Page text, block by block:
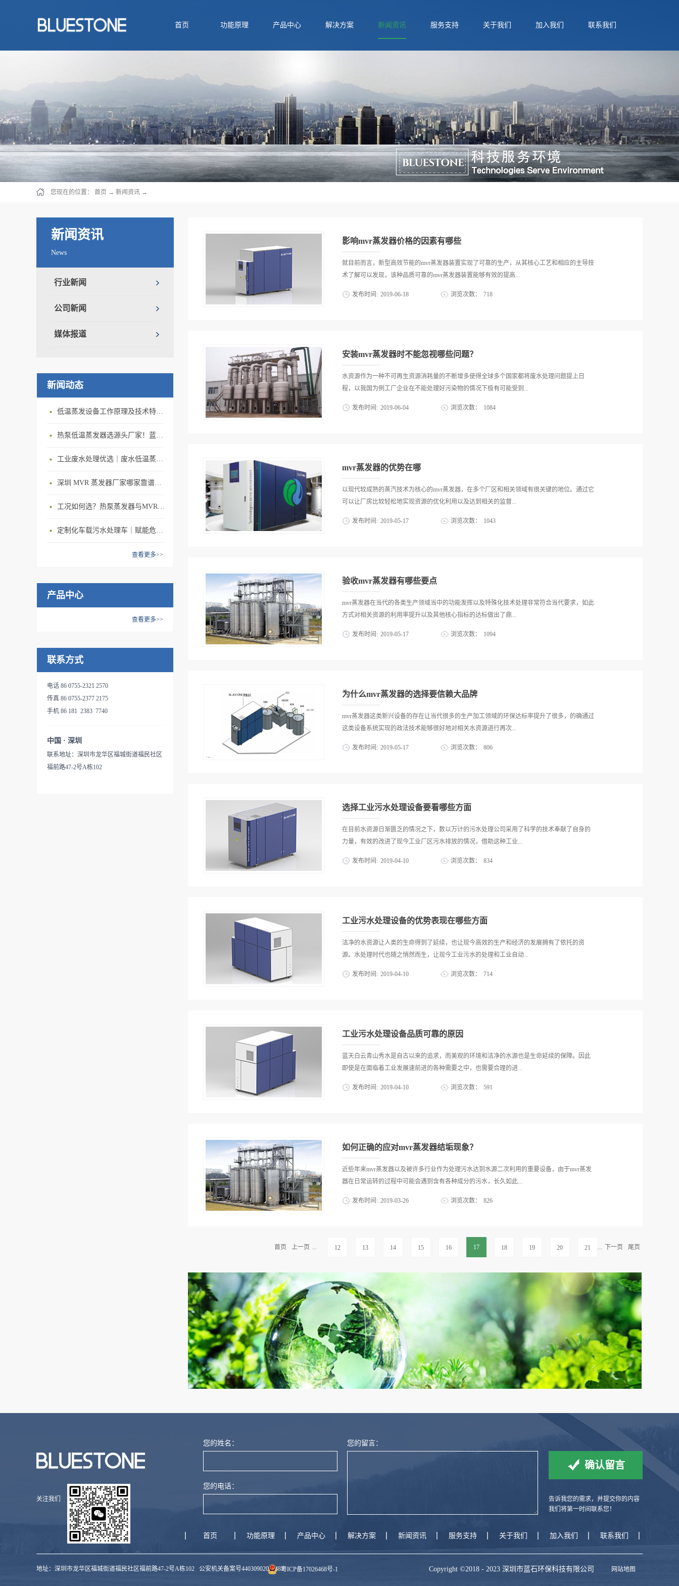
首页 功能原理 产品中心 解决方案 新闻资讯 服务支持 关于我们 加入我们 联系我们
您现在的位置： 首页 → 新闻资讯 →
新闻资讯
News
行业新闻
公司新闻
媒体报道
新闻动态
低温蒸发设备工作原理及技术特点｜低温蒸发器运行环境与能耗优势解析
热泵低温蒸发器选源头厂家！蓝石低温热泵蒸发器解决中小企业废液处置难题
工业废水处理优选｜废水低温蒸发器 节能型工业废水蒸发器设备厂家
深圳 MVR 蒸发器厂家哪家靠谱？深圳市蓝石环保 MVR 蒸发器，详解 MVR 蒸发器工作原理
工况如何选？热泵蒸发器与MVR蒸发设备精准适配方案
定制化车载污水处理车｜赋能危废处置公司，抢占中小水量废水服务市场
查看更多>>
产品中心
查看更多>>
联系方式
电话 86 0755-2321 2570
传真 86 0755-2377 2175
手机 86 181 2383 7740
中国 · 深圳
联系地址：深圳市龙华区福城街道福民社区
福前路47-2号A栋102
影响mvr蒸发器价格的因素有哪些
就目前而言，新型高效节能的mvr蒸发器装置实现了可靠的生产，从其核心工艺和相应的主导技
术了解可以发现，该种品质可靠的mvr蒸发器装置能够有效的提高...
污染物的分离。而目前其装置相应的蒸发量与其系统的投入价格成正比，在大规模排放废水的
环节之中，其蒸发的换成面积和相应的蒸发是效率等直接影响到了其本身的价位。企业想要合
理的考虑该设备投入的性价比，则可以了解mvr蒸发器哪家工艺好，其相应的蒸发量根据其废水
排放和相应的惩罚处置需求进行考虑。2.压缩器的功能和其材质寿命物料之间的差异对相应设
磨损性和相关材质的寿命等更为关键，只有保证可靠放心的mvr蒸发器相应的压缩机和蒸发装
发布时间: 2019-06-18 浏览次数： 718
安装mvr蒸发器时不能忽视哪些问题？
水资源作为一种不可再生资源消耗量的不断增多使得全球多个国家都将废水处理问题提上日
程，以我国为例工厂企业在不能处理好污染物的情况下极有可能受到...
看似庞大的mvr蒸发器实际是由加热室和分离室这两大部分共同构成，大多数工厂企业在收到
mvr蒸发器后都习惯性的将设备卧式摆放在铺垫了枕木的空旷场所。而安装mvr蒸发器则需要将
卧式的设备以直立的形式固定在基面之上，在这个过程中仅仅依靠人力来移动这个固重的设备
有着极大的难度，起吊机便是安装蒸发器必不可少的一个辅助设备，那么在使用起吊机对mvr蒸
问题上面就提到了mvr蒸发器由多个部件构成，那么在安装时自然就会涉及到将这些不同的部件
发布时间: 2019-06-04 浏览次数： 1084
mvr蒸发器的优势在哪
以现代较成熟的蒸汽技术为核心的mvr蒸发器，在多个厂区和相关领域有很关键的地位。通过它
可以让厂房比较轻松地实现资源的优化利用以及达到相关的监督...
解决各界生产领域遇到的相关问题，说明这些设备在功能设定的时候充分考虑到了各方面的需
求和诉求，而这一点也说明了mvr蒸发器背后的技术研发团队对市场有足够深刻的了解。2、多
种技术符合当代要求而与此同时，备受认可的还有mvr蒸发器的相关技术达到了当下相关技术领
域的先进水平，具体变现在mvr蒸发器的多种组成技术与当下的各类系统都能够有很好的对接联
从另一个角度来说，mvr蒸发器的优势还体现在其基础的操作模式方面，多种操作设定方面展示
发布时间: 2019-05-17 浏览次数： 1043
验收mvr蒸发器有哪些要点
mvr蒸发器在当代的各类生产领域当中的功能发挥以及特殊化技术处理非常符合当代要求，如此
方式对相关资源的利用率提升以及其他核心指标的达标做出了鼎...
任务是要明确各方面的参数数据，对这些数据的了解是为后续的安装对接做好相关的准备，同
时让团队对设备有全面了解，而更关键的意义在于这些数据为后续的应用和维护也能做好准
备。2、考察设备各元件用料和品牌而接下来，针对mvr蒸发器各个组成元件乃至各部分制造用
料的品质进行考察也很有必要，这个是直接评估该设备的基础质量，以及核心技术的可靠性的
功能功效而值得一提的是，接下来需要由自己的专业技术人员在mvr蒸发器设备官方团队的配合
发布时间: 2019-05-17 浏览次数： 1094
为什么mvr蒸发器的选择要信赖大品牌
mvr蒸发器这类新兴设备的存在让当代很多的生产加工领域的环保达标率提升了很多，的确通过
这类设备系统实现的政法技术能够很好地对相关水资源进行再次...
的研究和技术应用经验可以能够保证其在技术层面有更好的合理性把控，特别是设备投入运营
当中的相关技术监测和后续支持方面做得更好。2、技术契合度更高而与此同时，值得一提的
是，好的mvr蒸发器大品牌平台的技术灵活度更高，而直观的好处就是这些技术能够更好契合多
方面的技术系统类型，那么也就是说在很多时候厂家引进这样的mvr蒸发器能避免对自身系统进
器在基础品质方面的可靠性更强，因为他们不管是生产用料还是设备的多方面品质意识都更加
发布时间: 2019-05-17 浏览次数： 806
选择工业污水处理设备要看哪些方面
在目前水资源日渐匮乏的情况之下，数以万计的污水处理公司采用了科学的技术奉献了自身的
力量，有效的改进了现今工业厂区污水排放的情况，借助这种工业...
以发现不同工业环境和相应工业技术排放的污染物水质不尽相同。采用不同的处理技术和处理
工艺确保其本身能够高度匹配自身的项目，才能够让这种工业污水处理设备达到更好的净化能
力。而客户想要挑选优质耐用的工业污水处理设备提高净化效果，更需要对这种设备所擅长精
通的污水净化方向进行了解，借助更好的仪器达成高水准的工业处理技术和全面细致的净化能
量较大，在这种大规模的污水净化工程之中，需要有效的考虑其污水处理的规模和出水的效
发布时间: 2019-04-10 浏览次数： 834
工业污水处理设备的优势表现在哪些方面
洁净的水资源让人类的生命得到了延续，也让现今高效的生产和经济的发展拥有了依托的资
源。水处理时代也随之悄然而生，让现今工业污水的处理和工业自动...
而成熟的处置方法和各种处理的工艺有效的提高了目前工业污水处理设备的净化能力。在这种
优质耐用的工业污水处理设备的应用之下，让水质净化和其水中衍生的各种微生物得到了有效
的控制，使其指标完全符合目前生产作业的各种需要，可以将这种工业污水处理设备净化之后
的水源实现再利用。2.一体化装置占地少在工厂所处的环境中，能够在同一块用地面积之中，
新企业的建设之中，这种工业污水处理设备也需要以一体化的工艺和更好的结构缓解城区建设
发布时间: 2019-04-10 浏览次数： 714
工业污水处理设备品质可靠的原因
蓝天白云青山秀水是自古以来的追求，而美观的环境和洁净的水源也是生命延续的保障。因此
即使是在面临着工业发展速前进的各种需要之中，也需要合理的进...
先分析据分析得知目前在污水项目的进化过程之中，对其水质其中的污染情况和相应的微生物
进行检验，才能够让这种优质耐用的工业污水处理设备发挥其本身的污水净化能力。在执行这
种污水净化和处置的项目之前，其污水本身的污染物和相应水质水量的变化情况等均会经过调
查和数据的分析，让这种工业污水处理设备的技术和其净化的原理能够有效的解决污染存在的
对这种可靠的工业污水处理设备造成损伤和堵塞，而在调节之后也会通过提升泵来实现生物接
染物的净化，借助步骤的科学结合保证处理之后的指标全面达标。总而言之这种工业污水处理
设备各方面的技术和处理的运行情况更加可靠，而客户选择专业的工业污水处理设...
发布时间: 2019-04-10 浏览次数： 591
如何正确的应对mvr蒸发器结垢现象？
近些年来mvr蒸发器以及被许多行业作为处理污水达到水源二次利用的重要设备，由于mvr蒸发
器在日常运转的过程中可能会遇到含有各种成分的污水，长久如此...
业用户在发现mvr蒸发器中积聚的水垢以及影响到了分离杂质效率时就要先将那些与蒸发器无关
的设备断开，唯有这样方能更好的开展下一步清除水垢工作。其次，打开放空阀和导淋阀并将
洗刷液导入设备内部mvr蒸发器在执行分离污水杂质任务期间污水会流经设备的各个部位，包括
位置相对较低的导淋阀之中同样也可能会出现水垢。清除mvr蒸发器中的结垢时采用的是化学洗
刷溶液与水垢中包含的成分发生化学反应的原理，而当导入设备内部的化学溶液与水垢发生反
应时还可能会产生大量的气体，所以处理mvr蒸发器中的水垢时就要讲放空阀和导淋阀都打开。
上面的内容就是应对mvr蒸发器结垢现象的处理步骤所做的介绍。虽然说借助于化学溶液来对质
量可靠的mvr蒸发器中的水垢进行处...
发布时间: 2019-03-26 浏览次数： 826
首页 上一页 ... 12 13 14 15 16 17 18 19 20 21 ... 下一页 尾页
您的姓名：
您的电话：
您的留言：
告诉我您的需求，并提交你的内容
我们将第一时间联系您！
关注我们
首页 功能原理 产品中心 解决方案 新闻资讯 服务支持 关于我们 加入我们 联系我们
地址：深圳市龙华区福城街道福民社区福前路47-2号A栋102 公安机关备案号44030902000485 Copyright ©2018 - 2023 深圳市蓝石环保科技有限公司
粤ICP备17026468号-1 网站地图